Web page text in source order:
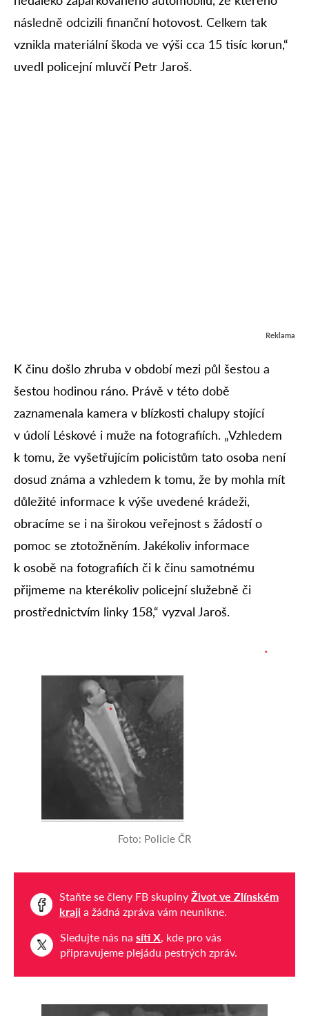
následně odcizili finanční hotovost. Celkem tak
vznikla materiální škoda ve výši cca 15 tisíc korun,“
uvedl policejní mluvčí Petr Jaroš.
Reklama
K činu došlo zhruba v období mezi půl šestou a
šestou hodinou ráno. Právě v této době
zaznamenala kamera v blízkosti chalupy stojící
v údolí Léskové i muže na fotografiích. „Vzhledem
k tomu, že vyšetřujícím policistům tato osoba není
dosud známa a vzhledem k tomu, že by mohla mít
důležité informace k výše uvedené krádeži,
obracíme se i na širokou veřejnost s žádostí o
pomoc se ztotožněním. Jakékoliv informace
k osobě na fotografiích či k činu samotnému
přijmeme na kterékoliv policejní služebně či
prostřednictvím linky 158,“ vyzval Jaroš.
Foto: Policie ČR
Staňte se členy FB skupiny Život ve Zlínském
kraji a žádná zpráva vám neunikne.
Sledujte nás na síti X, kde pro vás
připravujeme plejádu pestrých zpráv.